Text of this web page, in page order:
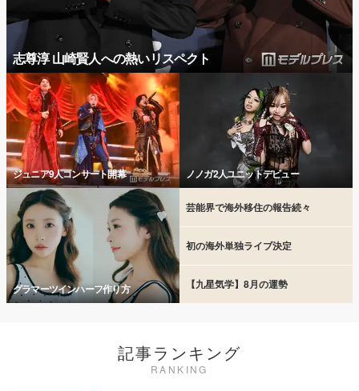
志尊淳 山崎賢人への熱いリスペクト
ジュニア9人コンサート開幕 ノノガ2人ユニットデビュー
グラマーツインハーフ作り方
芸能界で海外移住の報告続々
初の海外単独ライブ決定
【九星気学】8月の運勢
記事ランキング
RANKING